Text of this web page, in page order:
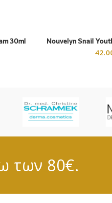
30ml Nouvelyn Snail
των 80€.